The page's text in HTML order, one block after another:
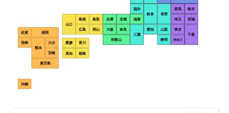
群馬 栃木
埼玉 茨城
東京
神奈川
千葉
福井
岐阜
長野
愛知 山梨
静岡
三重
滋賀
京都
兵庫
奈良
大阪
和歌山
鳥取
岡山
島根
広島
山口
香川
徳島
愛媛
高知
佐賀 福岡
長崎
熊本
大分
宮崎
鹿児島
沖縄